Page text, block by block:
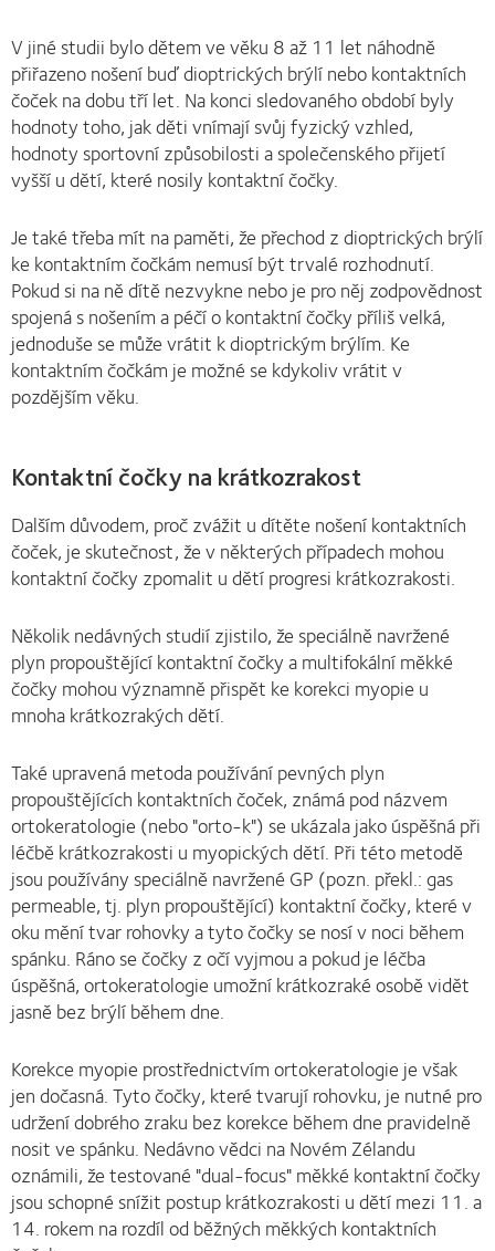
V jiné studii bylo dětem ve věku 8 až 11 let náhodně
přiřazeno nošení buď dioptrických brýlí nebo kontaktních
čoček na dobu tří let. Na konci sledovaného období byly
hodnoty toho, jak děti vnímají svůj fyzický vzhled,
hodnoty sportovní způsobilosti a společenského přijetí
vyšší u dětí, které nosily kontaktní čočky.
Je také třeba mít na paměti, že přechod z dioptrických brýlí
ke kontaktním čočkám nemusí být trvalé rozhodnutí.
Pokud si na ně dítě nezvykne nebo je pro něj zodpovědnost
spojená s nošením a péčí o kontaktní čočky příliš velká,
jednoduše se může vrátit k dioptrickým brýlím. Ke
kontaktním čočkám je možné se kdykoliv vrátit v
pozdějším věku.
Kontaktní čočky na krátkozrakost
Dalším důvodem, proč zvážit u dítěte nošení kontaktních
čoček, je skutečnost, že v některých případech mohou
kontaktní čočky zpomalit u dětí progresi krátkozrakosti.
Několik nedávných studií zjistilo, že speciálně navržené
plyn propouštějící kontaktní čočky a multifokální měkké
čočky mohou významně přispět ke korekci myopie u
mnoha krátkozrakých dětí.
Také upravená metoda používání pevných plyn
propouštějících kontaktních čoček, známá pod názvem
ortokeratologie (nebo "orto-k") se ukázala jako úspěšná při
léčbě krátkozrakosti u myopických dětí. Při této metodě
jsou používány speciálně navržené GP (pozn. překl.: gas
permeable, tj. plyn propouštějící) kontaktní čočky, které v
oku mění tvar rohovky a tyto čočky se nosí v noci během
spánku. Ráno se čočky z očí vyjmou a pokud je léčba
úspěšná, ortokeratologie umožní krátkozraké osobě vidět
jasně bez brýlí během dne.
Korekce myopie prostřednictvím ortokeratologie je však
jen dočasná. Tyto čočky, které tvarují rohovku, je nutné pro
udržení dobrého zraku bez korekce během dne pravidelně
nosit ve spánku. Nedávno vědci na Novém Zélandu
oznámili, že testované "dual-focus" měkké kontaktní čočky
jsou schopné snížit postup krátkozrakosti u dětí mezi 11. a
14. rokem na rozdíl od běžných měkkých kontaktních